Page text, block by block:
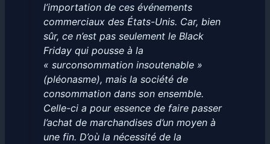
l’importation de ces événements
commerciaux des États-Unis. Car, bien
sûr, ce n’est pas seulement le Black
Friday qui pousse à la
« surconsommation insoutenable »
(pléonasme), mais la société de
consommation dans son ensemble.
Celle-ci a pour essence de faire passer
l’achat de marchandises d’un moyen à
une fin. D’où la nécessité de la